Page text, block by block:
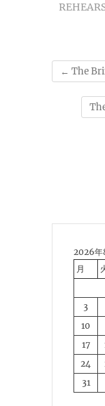
← The
2026年
月
3
10
17
24
31